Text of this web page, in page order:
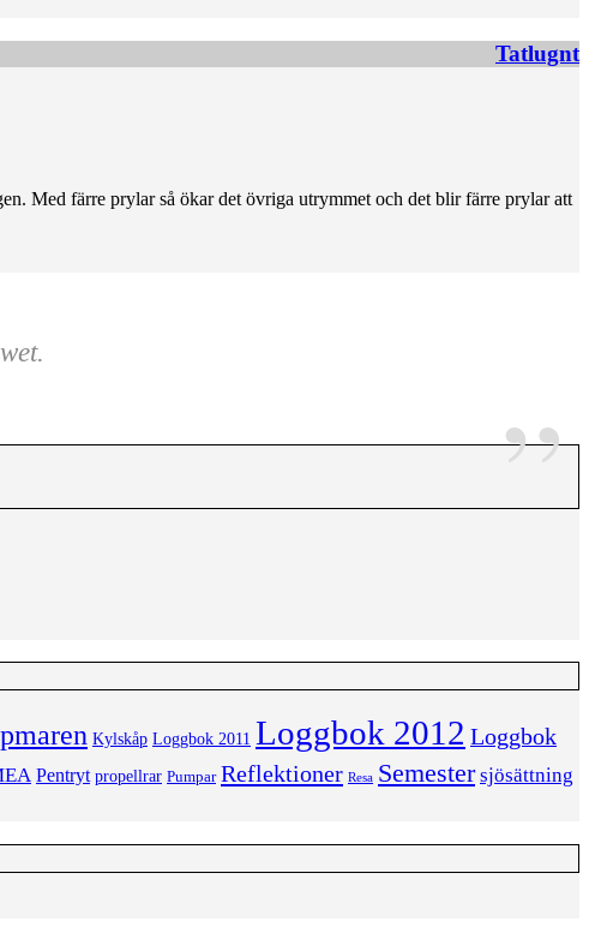
Tatlugnt
Med färre prylar så ökar det övriga utrymmet och det blir färre prylar att
Kylskåp Loggbok 2011 Loggbok 2012 Loggbok
Pentryt propellrar Pumpar Reflektioner Resa Semester sjösättning